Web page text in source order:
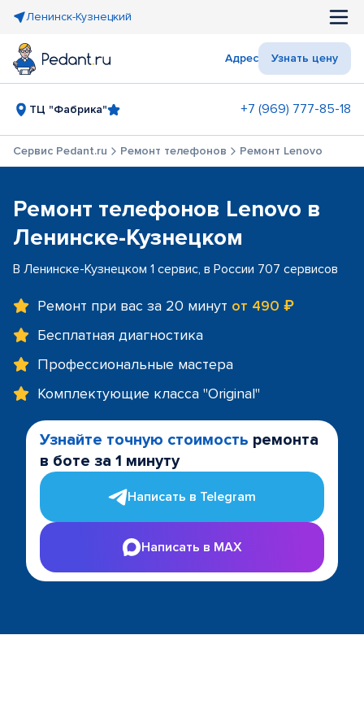
Ленинск-Кузнецкий
Адрес Узнать цену
ТЦ "Фабрика" +7 (969) 777-85-18
Сервис Pedant.ru Ремонт телефонов Ремонт Lenovo
Ремонт телефонов Lenovo в
Ленинске-Кузнецком
В Ленинске-Кузнецком 1 сервис, в России 707 сервисов
Ремонт при вас за 20 минут от 490 ₽
Бесплатная диагностика
Профессиональные мастера
Комплектующие класса "Original"
Узнайте точную стоимость ремонта
в боте за 1 минуту
Написать в Telegram
Написать в MAX